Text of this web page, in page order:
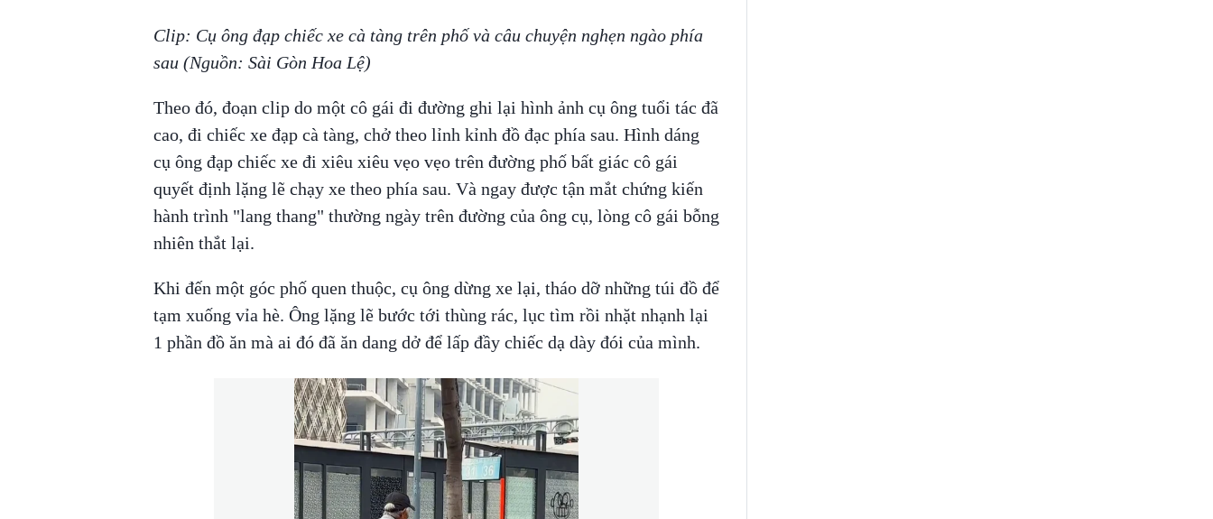
Clip: Cụ ông đạp chiếc xe cà tàng trên phố và câu chuyện nghẹn ngào phía
sau (Nguồn: Sài Gòn Hoa Lệ)
Theo đó, đoạn clip do một cô gái đi đường ghi lại hình ảnh cụ ông tuổi tác đã
cao, đi chiếc xe đạp cà tàng, chở theo lỉnh kỉnh đồ đạc phía sau. Hình dáng
cụ ông đạp chiếc xe đi xiêu xiêu vẹo vẹo trên đường phố bất giác cô gái
quyết định lặng lẽ chạy xe theo phía sau. Và ngay được tận mắt chứng kiến
hành trình "lang thang" thường ngày trên đường của ông cụ, lòng cô gái bỗng
nhiên thắt lại.
Khi đến một góc phố quen thuộc, cụ ông dừng xe lại, tháo dỡ những túi đồ để
tạm xuống vỉa hè. Ông lặng lẽ bước tới thùng rác, lục tìm rồi nhặt nhạnh lại
1 phần đồ ăn mà ai đó đã ăn dang dở để lấp đầy chiếc dạ dày đói của mình.